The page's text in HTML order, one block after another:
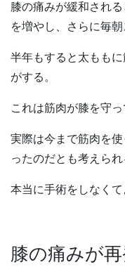
膝の痛みが緩和され
を増やし、さらに毎
半年もすると太もも
がする。
これは筋肉が膝を守
実際は今まで筋肉を
ったのだとも考えられ
本当に手術をしなくて
膝の痛みが